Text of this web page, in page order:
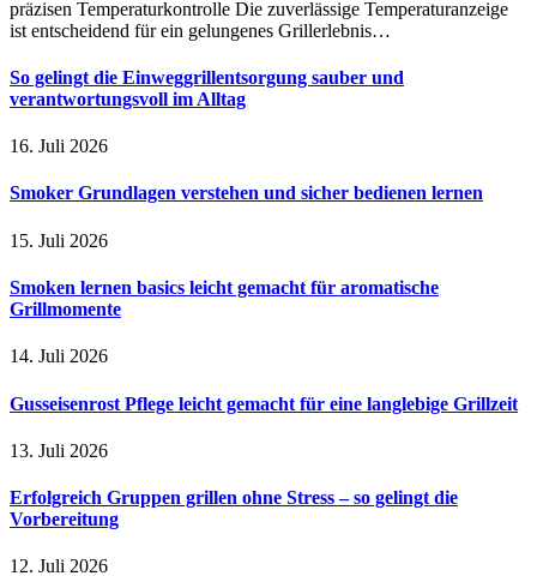
präzisen Temperaturkontrolle Die zuverlässige Temperaturanzeige
ist entscheidend für ein gelungenes Grillerlebnis…
So gelingt die Einweggrillentsorgung sauber und
verantwortungsvoll im Alltag
16. Juli 2026
Smoker Grundlagen verstehen und sicher bedienen lernen
15. Juli 2026
Smoken lernen basics leicht gemacht für aromatische
Grillmomente
14. Juli 2026
Gusseisenrost Pflege leicht gemacht für eine langlebige Grillzeit
13. Juli 2026
Erfolgreich Gruppen grillen ohne Stress – so gelingt die
Vorbereitung
12. Juli 2026